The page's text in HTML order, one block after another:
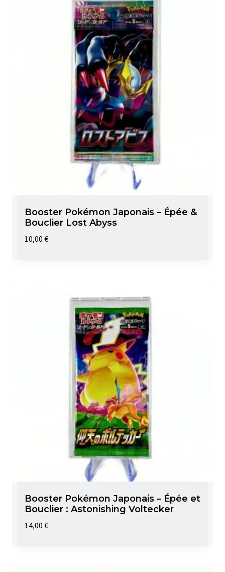
Booster Pokémon Japonais – Épée &
Bouclier Lost Abyss
10,00 €
Booster Pokémon Japonais – Épée et
Bouclier : Astonishing Voltecker
14,00 €